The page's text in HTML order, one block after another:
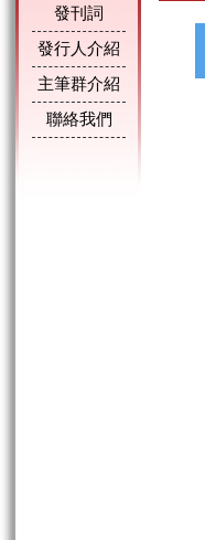
發刊詞
發行人介紹
主筆群介紹
聯絡我們